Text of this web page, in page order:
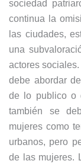
sociedad
continua la
las ciudades,
una
actores
debe abordar
de lo publico o
también se
mujeres como
urbanos, pero
de las mujeres.